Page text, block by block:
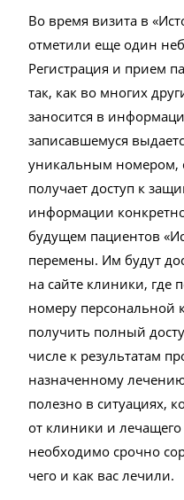
Во время визита в
отметили еще один
Регистрация и прием
так, как во многих
заносится в
записавшемуся
уникальным номером,
получает доступ к
информации
будущем пациентов
перемены. Им будут
на сайте клиники, где
номеру персональной
получить полный
числе к результатам
назначенному
полезно в ситуациях,
от клиники и
необходимо срочно
чего и как вас лечили.